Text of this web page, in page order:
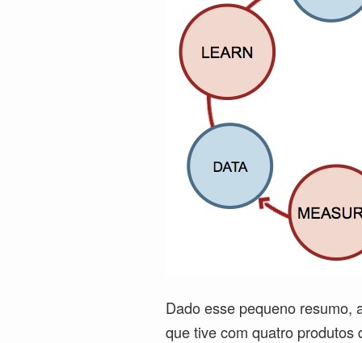
Dado esse pequeno resumo,
que tive com quatro